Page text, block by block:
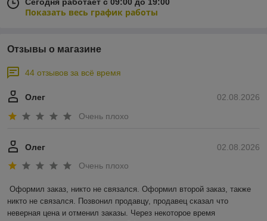
Сегодня работает с 09:00 до 19:00
Показать весь график работы
Отзывы о магазине
44 отзывов за всё время
02.08.2026
Олег
Очень плохо
02.08.2026
Олег
Очень плохо
Оформил заказ, никто не связался. Оформил второй заказ, также
никто не связался. Позвонил продавцу, продавец сказал что
неверная цена и отменил заказы. Через некоторое время